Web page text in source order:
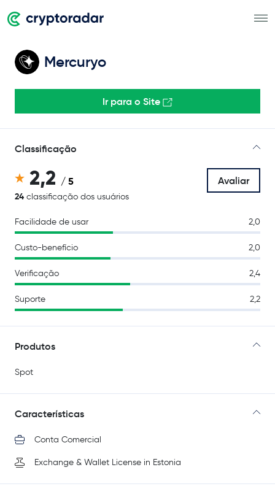
Mercuryo
Ir para o Site
Classificação
2,2 / 5
24 classificação dos usuários
Avaliar
Facilidade de usar 2,0
Custo-benefício 2,0
Verificação 2,4
Suporte 2,2
Produtos
Spot
Características
Conta Comercial
Exchange & Wallet License in Estonia